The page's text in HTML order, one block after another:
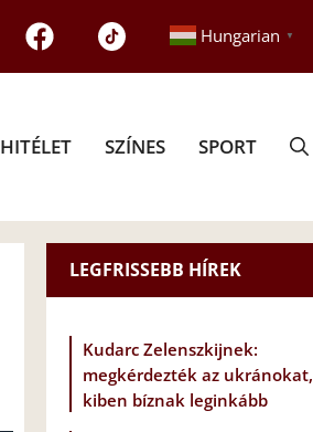
Hungarian ▼
HITÉLET SZÍNES SPORT
LEGFRISSEBB HÍREK
Kudarc Zelenszkijnek:
megkérdezték az ukránokat,
kiben bíznak leginkább